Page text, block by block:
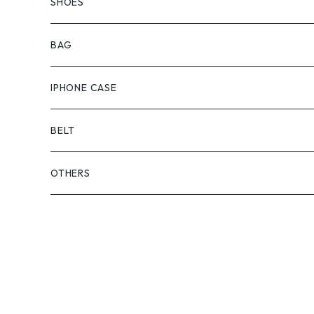
ONEPIECE
OUTER
ブーツ
スニーカー
サンダル
BAG
IPHONE CASE
BELT
OTHERS